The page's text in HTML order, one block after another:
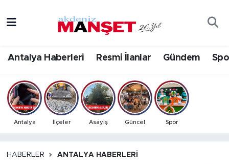
Antalya Haberleri Resmi İlanlar Gündem
Antalya İlçeler Asayiş Güncel Spor
HABERLER ANTALYA HABERLERI
Bilim & Teknoloji
Eğitim
Ekonomi
Antalya Hava Durumu
Antalya Namaz Vakitleri
Antalya Trafik Yoğunluk Haritası